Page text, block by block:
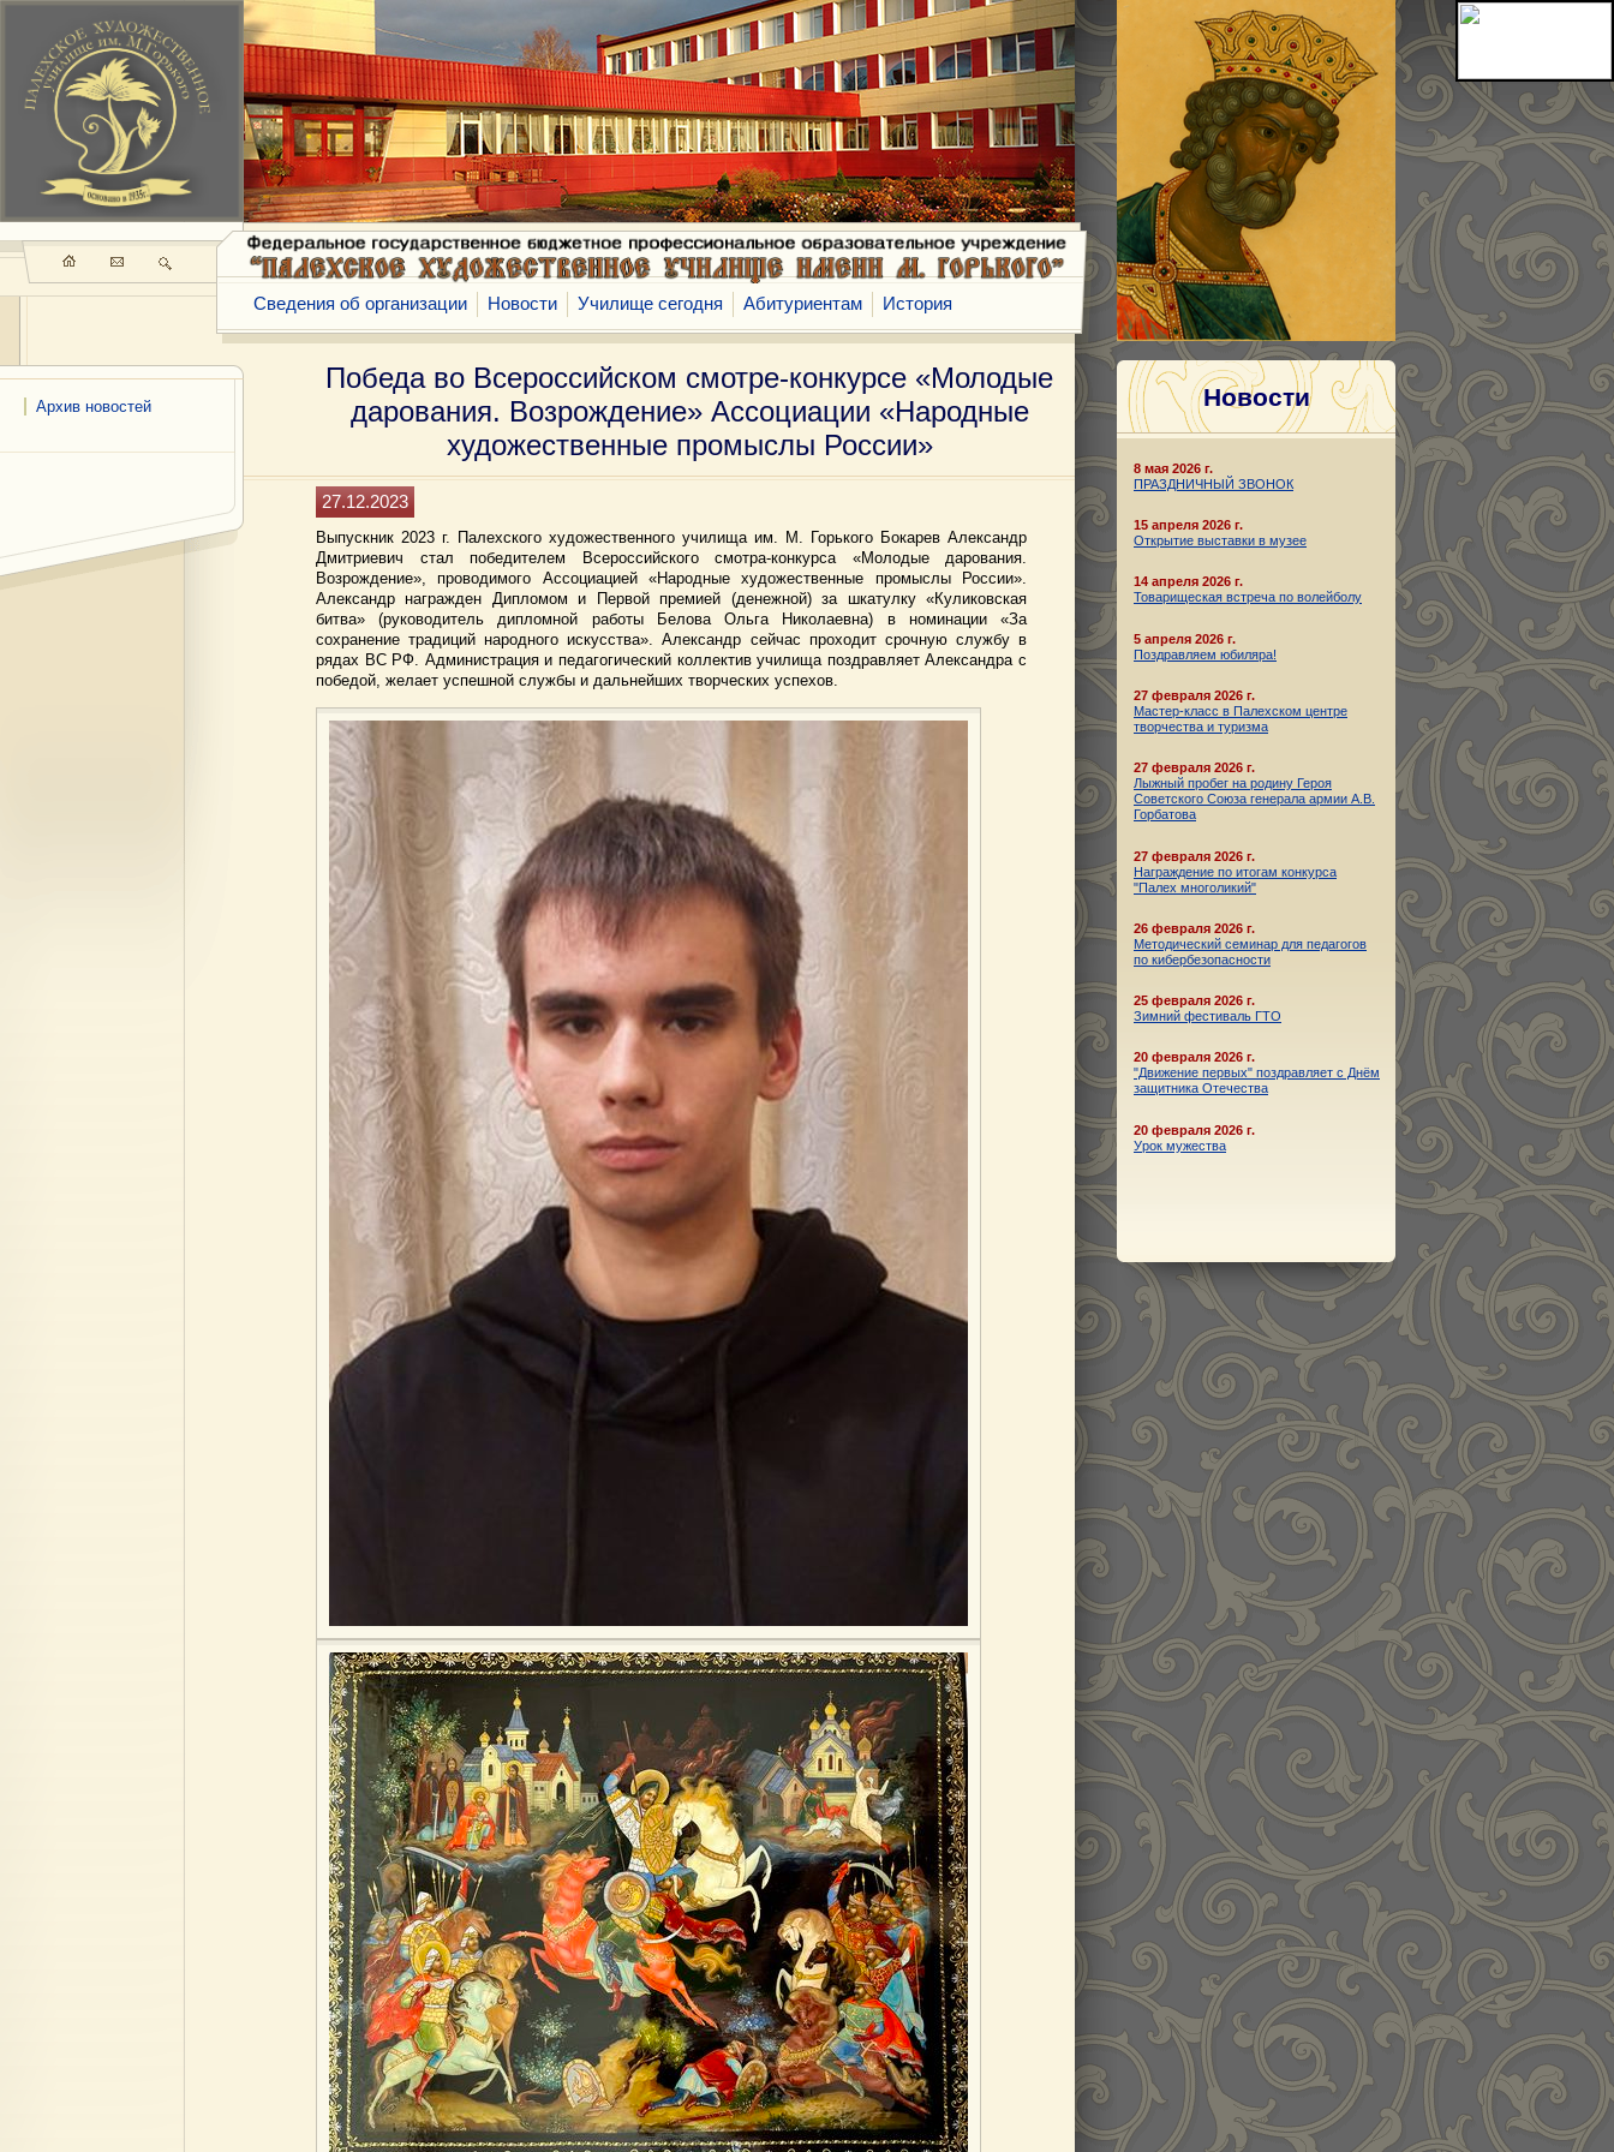
Архив новостей
Сведения об организации Новости Училище сегодня Абитуриентам История
Победа во Всероссийском смотре-конкурсе «Молодые
дарования. Возрождение» Ассоциации «Народные
художественные промыслы России»
27.12.2023
Выпускник 2023 г. Палехского художественного училища им. М. Горького Бокарев Александр
Дмитриевич стал победителем Всероссийского смотра-конкурса «Молодые дарования.
Возрождение», проводимого Ассоциацией «Народные художественные промыслы России».
Александр награжден Дипломом и Первой премией (денежной) за шкатулку «Куликовская
битва» (руководитель дипломной работы Белова Ольга Николаевна) в номинации «За
сохранение традиций народного искусства». Александр сейчас проходит срочную службу в
рядах ВС РФ. Администрация и педагогический коллектив училища поздравляет Александра с
победой, желает успешной службы и дальнейших творческих успехов.
Новости